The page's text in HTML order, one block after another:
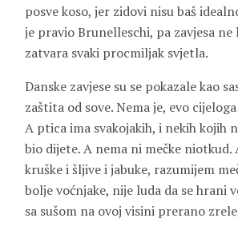
posve koso, jer zidovi nisu baš
je pravioBrunelleschi, pa zavjesa
zatvara svaki procmiljak svjetla.
Danske zavjese su se pokazale kao
zaštita od sove. Nema je, evo
A ptica ima svakojakih, i nekih kojih
bio dijete. A nema ni mečke niotkud.
kruške i šljive i jabuke, razumijem
bolje voćnjake, nije luda da se hrani
sa sušom na ovoj visini prerano